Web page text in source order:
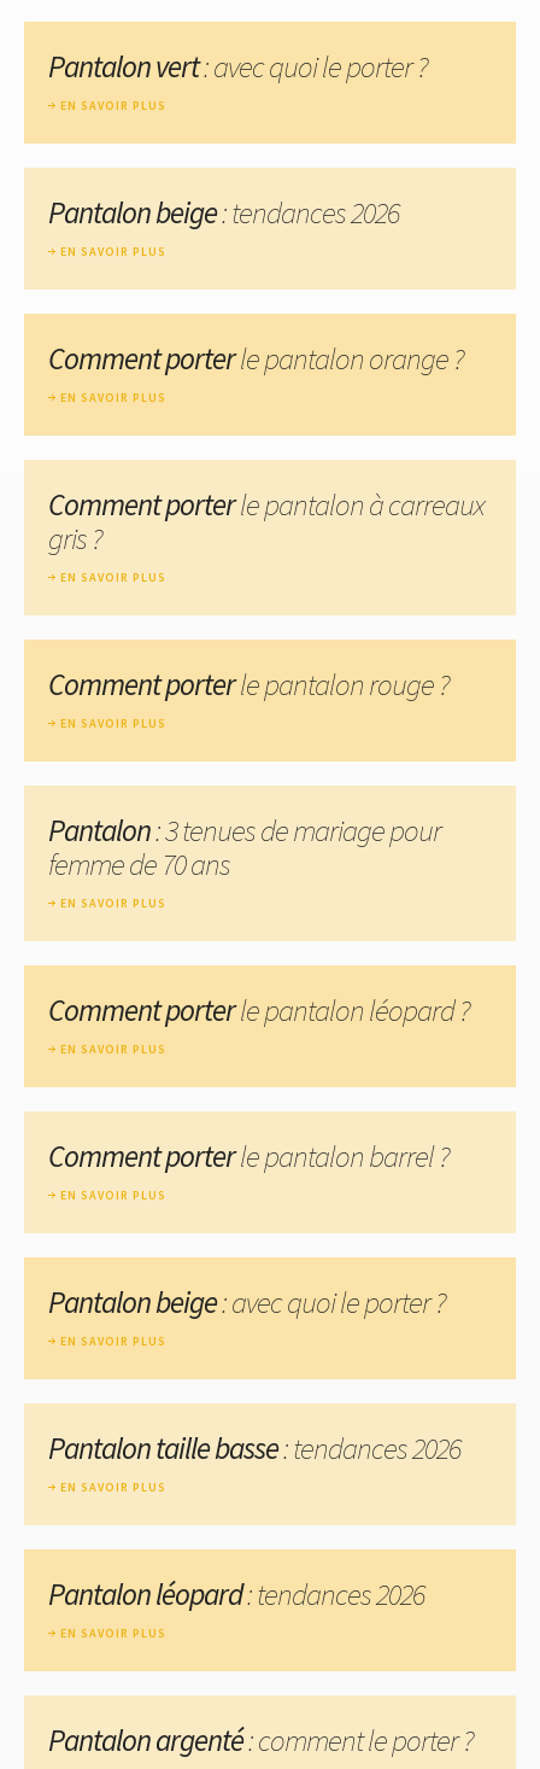
Pantalon vert: avec quoi le porter ?
EN SAVOIR PLUS
Pantalon beige: tendances 2026
EN SAVOIR PLUS
Comment porterle pantalon orange ?
EN SAVOIR PLUS
Comment porterle pantalon à carreaux
gris ?
EN SAVOIR PLUS
Comment porterle pantalon rouge ?
EN SAVOIR PLUS
Pantalon: 3 tenues de mariage pour
femme de 70 ans
EN SAVOIR PLUS
Comment porterle pantalon léopard ?
EN SAVOIR PLUS
Comment porterle pantalon barrel ?
EN SAVOIR PLUS
Pantalon beige: avec quoi le porter ?
EN SAVOIR PLUS
Pantalon taille basse: tendances 2026
EN SAVOIR PLUS
Pantalon léopard: tendances 2026
EN SAVOIR PLUS
Pantalon argenté: comment le porter ?